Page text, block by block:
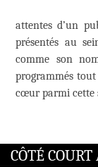
attentes d’un
présentés au
comme son
programmés
cœur parmi cette
CÔTÉ